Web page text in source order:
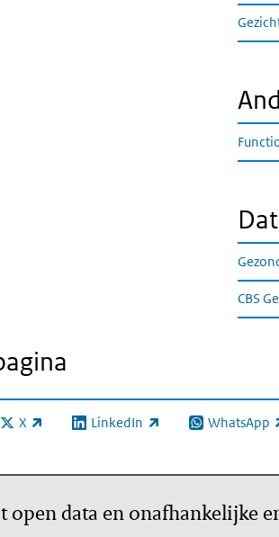
CBS
X
(externe link) LinkedIn
(externe link) WhatsApp
(externe link)
open data en onafhankelijke